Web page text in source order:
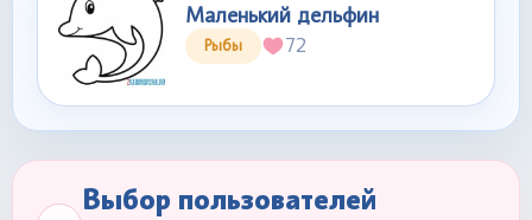
Маленький дельфин
Рыбы 72
Выбор пользователей